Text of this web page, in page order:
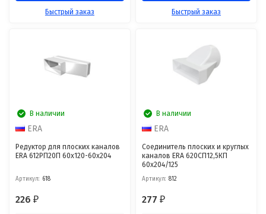
Быстрый заказ Быстрый заказ
В наличии
ERA
Редуктор для плоских каналов
ERA 612РП20П 60x120-60x204
Артикул: 618
226₽
В наличии
ERA
Соединитель плоских и круглых
каналов ERA 620СП12,5КП
60х204/125
Артикул: 812
277₽